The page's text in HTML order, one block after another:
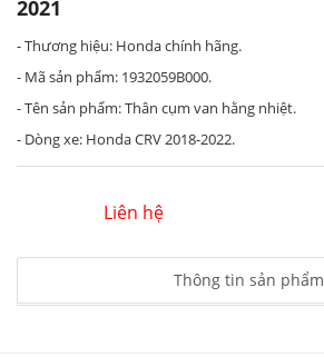
2021
- Thương hiệu: Honda chính hãng.
- Mã sản phẩm: 1932059B000.
- Tên sản phẩm: Thân cụm van hằng nhiệt.
- Dòng xe: Honda CRV 2018-2022.
Liên hệ
Thông tin sản phẩm